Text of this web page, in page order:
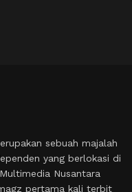
sebuah majalah
yang berlokasi di
Nusantara
pertama kali terbit